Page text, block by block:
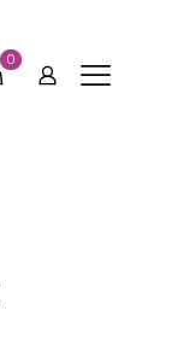
0